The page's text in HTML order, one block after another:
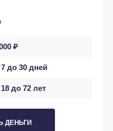
₽
7 до 30 дней
до 72 лет
ДЕНЬГИ